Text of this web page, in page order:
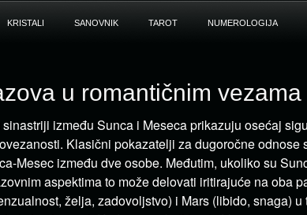
KRISTALI SANOVNIK TAROT NUMEROLOGIJA
u romantičnim vezama
između Sunca i Meseca prikazuju osećaj
Klasični pokazatelji za dugoročne odnose
Mesec između dve osobe. Međutim, ukoliko su
aspektima to može delovati iritirajuće na oba
želja, zadovoljstvo) i Mars (libido, snaga) u